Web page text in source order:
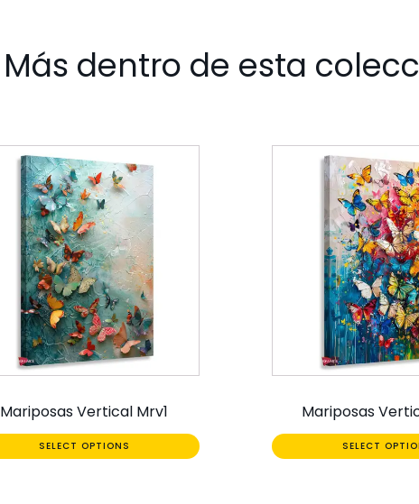
Más dentro de esta
Mariposas Vertical Mrv1
SELECT OPTIONS
Mariposas
SELECT